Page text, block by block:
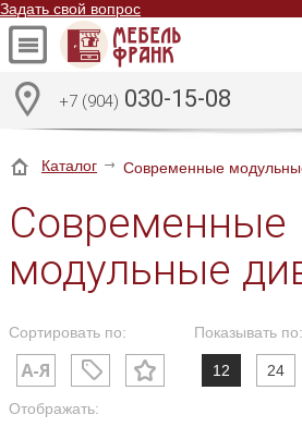
Задать свой вопрос
+7 (904) 030-15-08
Каталог Современные
Современные
модульные
Сортировать по: Показывать по:
12 24
Отображать: